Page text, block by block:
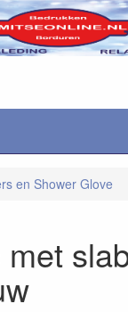
en Shower Glove